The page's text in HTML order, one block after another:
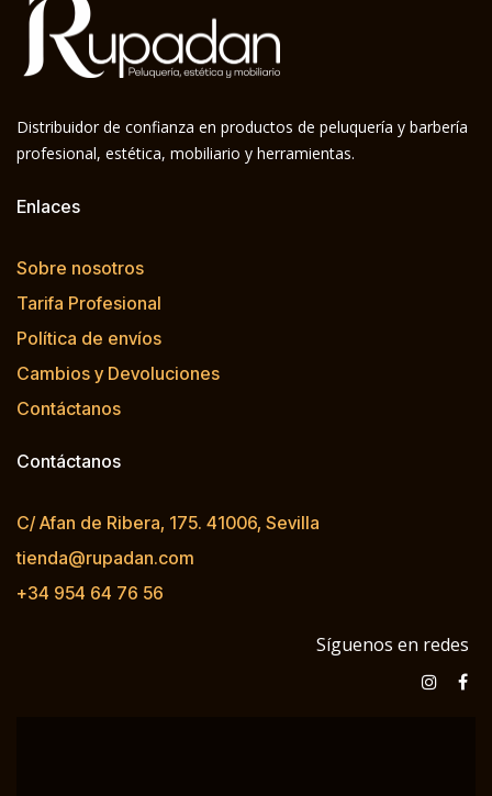
Distribuidor de confianza en productos de peluquería y barbería
profesional, estética, mobiliario y herramientas.
Enlaces
Sobre nosotros
Tarifa Profesional
Política de envíos
Cambios y Devoluciones
Contáctanos
Contáctanos
C/ Afan de Ribera, 175. 41006, Sevilla
tienda@rupadan.com
+34 954 64 76 56
Síguenos en redes